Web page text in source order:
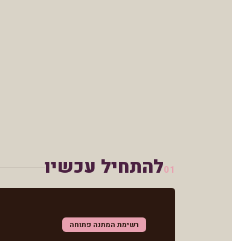
01להתחיל עכשיו
רשימת המתנה פתוחה